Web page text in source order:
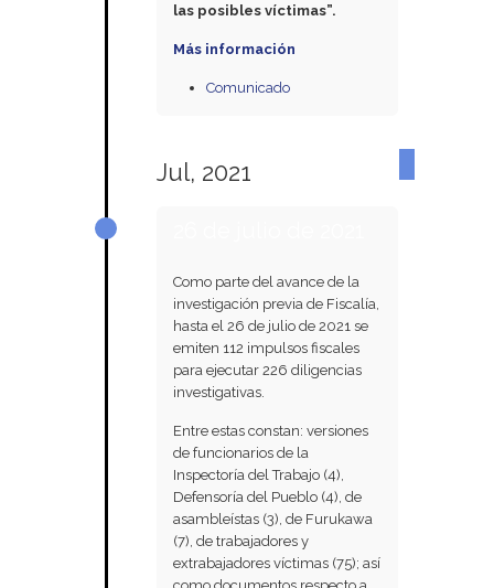
las posibles víctimas”.
Más información
Comunicado
Jul, 2021
Como parte del avance de la
investigación previa de Fiscalía,
hasta el 26 de julio de 2021 se
emiten 112 impulsos fiscales
para ejecutar 226 diligencias
investigativas.
Entre estas constan: versiones
de funcionarios de la
Inspectoría del Trabajo (4),
Defensoría del Pueblo (4), de
asambleístas (3), de Furukawa
(7), de trabajadores y
extrabajadores víctimas (75); así